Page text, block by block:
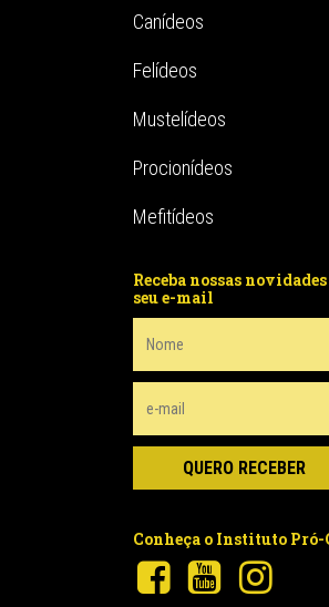
Canídeos
Felídeos
Mustelídeos
Procionídeos
Mefitídeos
Receba nossas novidades
seu e-mail
Conheça o Instituto